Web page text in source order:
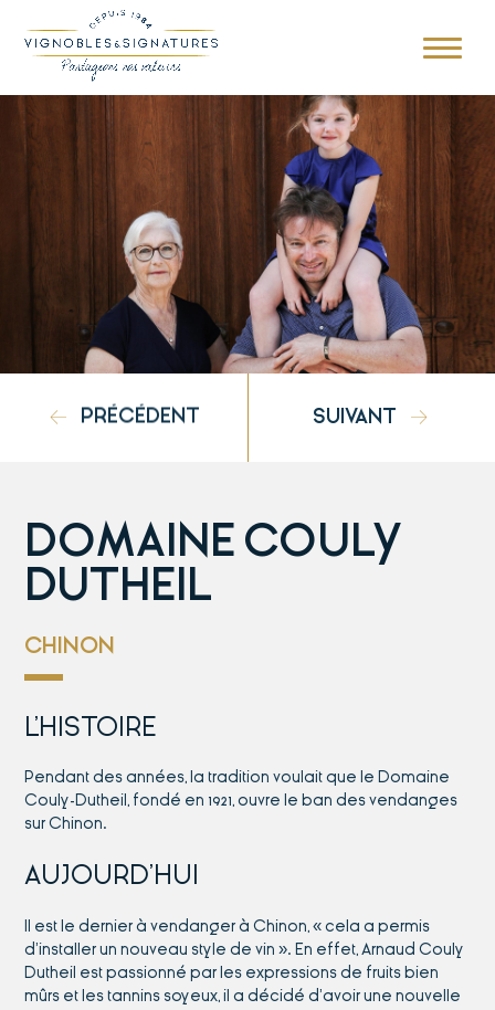
DOMAINE COULY
DUTHEIL
CHINON
L’HISTOIRE
Pendant des années, la tradition voulait que le Domaine
Couly-Dutheil, fondé en 1921, ouvre le ban des vendanges
sur Chinon.
AUJOURD’HUI
Il est le dernier à vendanger à Chinon, « cela a permis
d’installer un nouveau style de vin ». En effet, Arnaud Couly
Dutheil est passionné par les expressions de fruits bien
mûrs et les tannins soyeux, il a décidé d’avoir une nouvelle
PRÉCÉDENT SUIVANT